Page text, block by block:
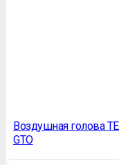
Воздушная голова
GTO